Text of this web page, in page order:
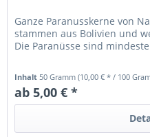
Ganze Paranusskerne von
stammen aus Bolivien und
Die Paranüsse sind
Inhalt50 Gramm(10,00 € * / 100
ab 5,00 € *